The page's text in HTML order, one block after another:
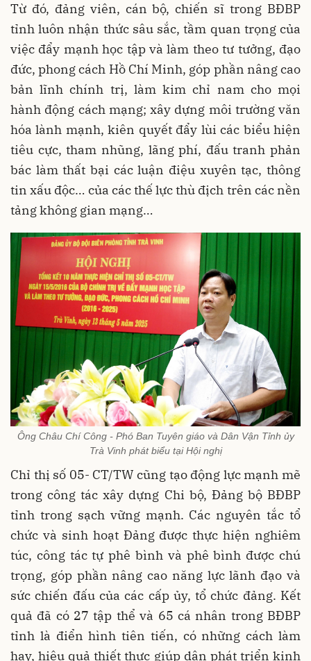
Từ đó, đảng viên, cán bộ, chiến sĩ trong BĐBP
tỉnh luôn nhận thức sâu sắc, tầm quan trọng của
việc đẩy mạnh học tập và làm theo tư tưởng, đạo
đức, phong cách Hồ Chí Minh, góp phần nâng cao
bản lĩnh chính trị, làm kim chỉ nam cho mọi
hành động cách mạng; xây dựng môi trường văn
hóa lành mạnh, kiên quyết đẩy lùi các biểu hiện
tiêu cực, tham nhũng, lãng phí, đấu tranh phản
bác làm thất bại các luận điệu xuyên tạc, thông
tin xấu độc… của các thế lực thù địch trên các nền
tảng không gian mạng…
Ông Châu Chí Công - Phó Ban Tuyên giáo và Dân Vận Tỉnh ủy
Trà Vinh phát biểu tại Hội nghị
Chỉ thị số 05- CT/TW cũng tạo động lực mạnh mẽ
trong công tác xây dựng Chi bộ, Đảng bộ BĐBP
tỉnh trong sạch vững mạnh. Các nguyên tắc tổ
chức và sinh hoạt Đảng được thực hiện nghiêm
túc, công tác tự phê bình và phê bình được chú
trọng, góp phần nâng cao năng lực lãnh đạo và
sức chiến đấu của các cấp ủy, tổ chức đảng. Kết
quả đã có 27 tập thể và 65 cá nhân trong BĐBP
tỉnh là điển hình tiên tiến, có những cách làm
hay, hiệu quả thiết thực giúp dân phát triển kinh